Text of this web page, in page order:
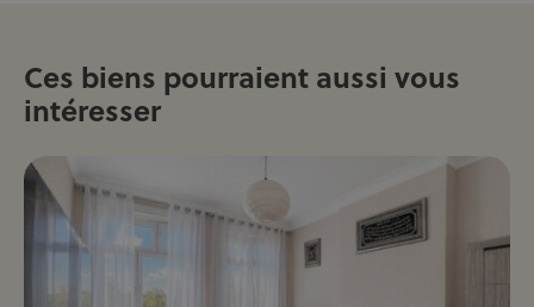
Ces biens pourraient aussi vous
intéresser